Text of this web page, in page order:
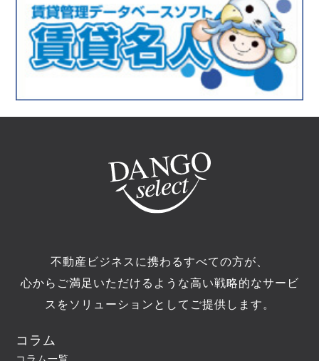
不動産ビジネスに携わるすべての方が、
心からご満足いただけるような高い戦略的なサービ
スをソリューションとしてご提供します。
コラム